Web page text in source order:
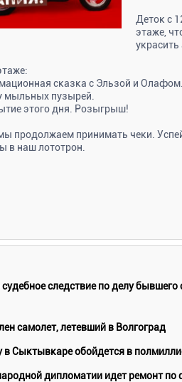
Деток с
этаже,
сказка с Эльзой и
мыльных пузырей.
этого дня. Розыгрыш!
продолжаем принимать чеки.
в наш лототрон.
следствие по делу
самолет, летевший в Волгоград
в Сыктывкаре обойдется в
дипломатии идет ремонт